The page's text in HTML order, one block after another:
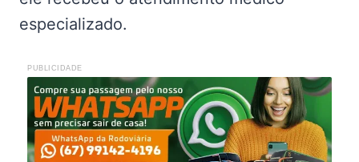
especializado.
PUBLICIDADE